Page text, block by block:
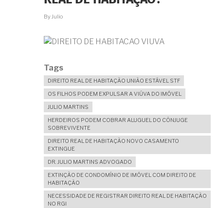
By Julio
Tags
DIREITO REAL DE HABITAÇÃO UNIÃO ESTÁVEL STF
OS FILHOS PODEM EXPULSAR A VIÚVA DO IMÓVEL
JULIO MARTINS
HERDEIROS PODEM COBRAR ALUGUEL DO CÔNJUGE
SOBREVIVENTE
DIREITO REAL DE HABITAÇÃO NOVO CASAMENTO
EXTINGUE
DR. JULIO MARTINS ADVOGADO
EXTINÇÃO DE CONDOMÍNIO DE IMÓVEL COM DIREITO DE
HABITAÇÃO
NECESSIDADE DE REGISTRAR DIREITO REAL DE HABITAÇÃO
NO RGI